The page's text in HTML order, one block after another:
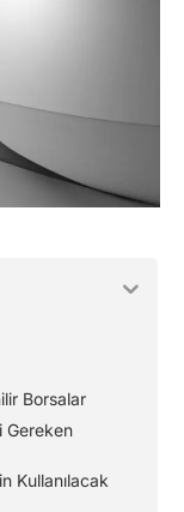
Borsalar
Gereken
Kullanılacak